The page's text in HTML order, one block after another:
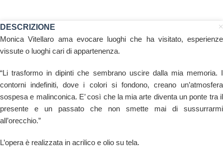
DESCRIZIONE
Monica Vitellaro ama evocare luoghi che ha visitato, esperienze
vissute o luoghi cari di appartenenza.
“Li trasformo in dipinti che sembrano uscire dalla mia memoria. I
contorni indefiniti, dove i colori si fondono, creano un’atmosfera
sospesa e malinconica. E’ così che la mia arte diventa un ponte tra il
presente e un passato che non smette mai di sussurrarmi
all’orecchio.”
L’opera è realizzata in acrilico e olio su tela.